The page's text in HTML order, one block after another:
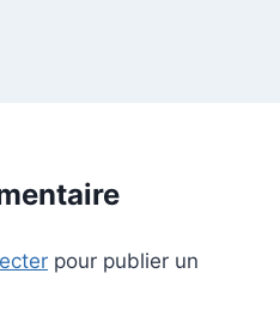
pour publier un